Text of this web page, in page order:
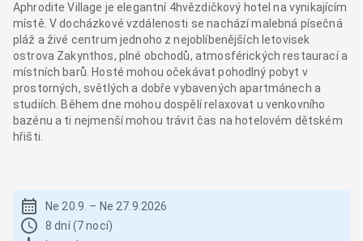
Aphrodite Village je elegantní 4hvězdičkový hotel na vynikajícím
místě. V docházkové vzdálenosti se nachází malebná písečná
pláž a živé centrum jednoho z nejoblíbenějších letovisek
ostrova Zakynthos, plné obchodů, atmosférických restaurací a
místních barů. Hosté mohou očekávat pohodlný pobyt v
prostorných, světlých a dobře vybavených apartmánech a
studiích. Během dne mohou dospělí relaxovat u venkovního
bazénu a ti nejmenší mohou trávit čas na hotelovém dětském
hřišti.
Ne 20.9. – Ne 27.9.2026
8 dní (7 nocí)